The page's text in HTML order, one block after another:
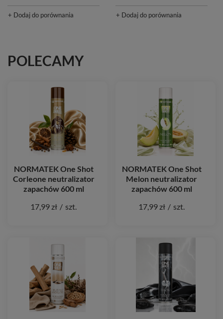
+ Dodaj do porównania + Dodaj do porównania
POLECAMY
NORMATEK One Shot
Corleone neutralizator
zapachów 600 ml
17,99 zł / szt.
NORMATEK One Shot
Melon neutralizator
zapachów 600 ml
17,99 zł / szt.